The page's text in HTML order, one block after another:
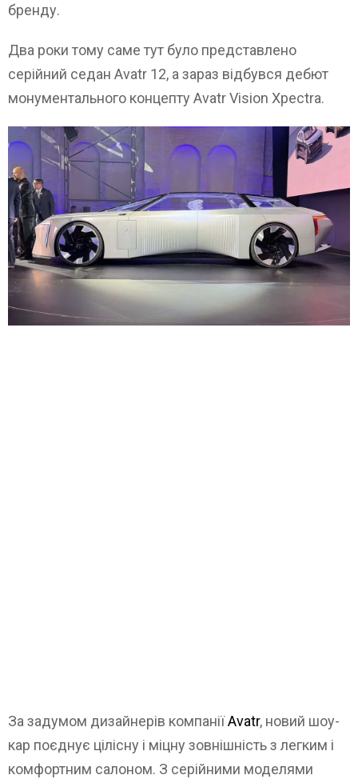
бренду.
Два роки тому саме тут було представлено
серійний седан Avatr 12, а зараз відбувся дебют
монументального концепту Avatr Vision Xpectra.
За задумом дизайнерів компаніїAvatr, новий шоу-
кар поєднує цілісну і міцну зовнішність з легким і
комфортним салоном. З серійними моделями